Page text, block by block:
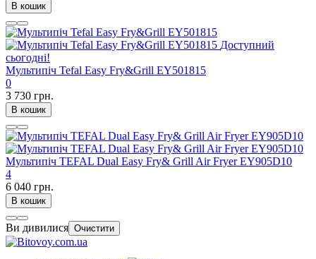
В кошик
Доступний
сьогодні!
Мультипіч Tefal Easy Fry&Grill EY501815
0
3 730 грн.
В кошик
Мультипіч TEFAL Dual Easy Fry& Grill Air Fryer EY905D10
4
6 040 грн.
В кошик
Ви дивилися Очистити